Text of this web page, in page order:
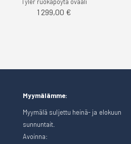
1 299,00 €
Myymälämme:
Myymälä suljettu heinä- ja elokuun
sunnuntait.
Avoinna: